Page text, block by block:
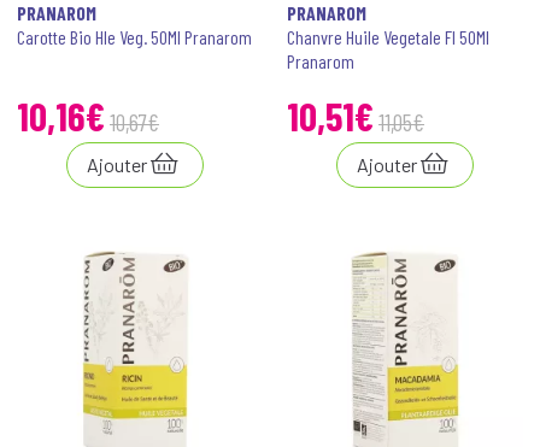
PRANAROM
Carotte Bio Hle Veg. 50Ml Pranarom
10,16€ 10,67€
Ajouter
PRANAROM
Chanvre Huile Vegetale Fl 50Ml
Pranarom
10,51€ 11,05€
Ajouter